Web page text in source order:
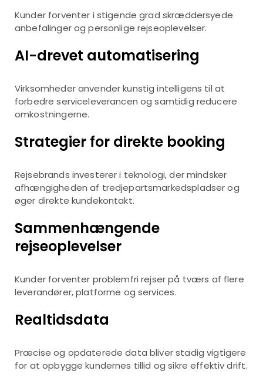
Kunder forventer i stigende grad skræddersyede
anbefalinger og personlige rejseoplevelser.
AI-drevet automatisering
Virksomheder anvender kunstig intelligens til at
forbedre serviceleverancen og samtidig reducere
omkostningerne.
Strategier for direkte booking
Rejsebrands investerer i teknologi, der mindsker
afhængigheden af tredjepartsmarkedspladser og
øger direkte kundekontakt.
Sammenhængende
rejseoplevelser
Kunder forventer problemfri rejser på tværs af flere
leverandører, platforme og services.
Realtidsdata
Præcise og opdaterede data bliver stadig vigtigere
for at opbygge kundernes tillid og sikre effektiv drift.